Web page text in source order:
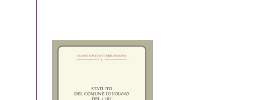
€20,00.€19,00.